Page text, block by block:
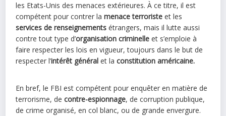
les Etats-Unis des menaces extérieures. À ce titre, il est
compétent pour contrer lamenace terroriste et les
services de renseignements étrangers, mais il lutte aussi
contre tout type d’organisation criminelle et s’emploie à
faire respecter les lois en vigueur, toujours dans le but de
respecter l’intérêt général et laconstitution américaine.
En bref, le FBI est compétent pour enquêter en matière de
terrorisme, decontre-espionnage, de corruption publique,
de crime organisé, en col blanc, ou de grande envergure.